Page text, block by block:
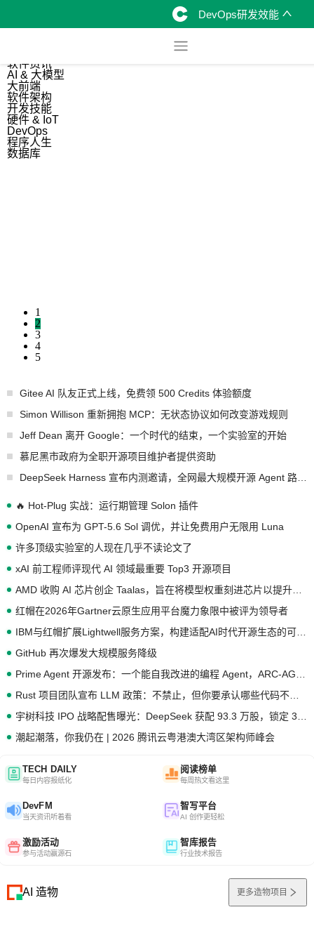
DevOps研发效能
软件资讯
AI & 大模型
大前端
软件架构
开发技能
硬件 & IoT
DevOps
程序人生
数据库
1
2
3
4
5
Gitee AI 队友正式上线，免费领 500 Credits 体验额度
Simon Willison 重新拥抱 MCP：无状态协议如何改变游戏规则
Jeff Dean 离开 Google：一个时代的结束，一个实验室的开始
慕尼黑市政府为全职开源项目维护者提供资助
🔥 Hot-Plug 实战：运行期管理 Solon 插件
OpenAI 宣布为 GPT-5.6 Sol 调优，并让免费用户无限用 Luna
许多顶级实验室的人现在几乎不读论文了
xAI 前工程师评现代 AI 领域最重要 Top3 开源项目
红帽在2026年Gartner云原生应用平台魔力象限中被评为领导者
GitHub 再次爆发大规模服务降级
潮起潮落，你我仍在 | 2026 腾讯云粤港澳大湾区架构师峰会
TECH DAILY
每日内容报纸化
阅读榜单
每周热文看这里
DevFM
当天资讯听着看
智写平台
AI 创作更轻松
激励活动
参与活动赢源石
智库报告
行业技术报告
AI 造物 更多造物项目